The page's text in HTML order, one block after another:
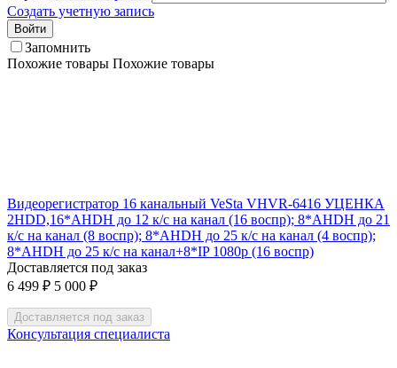
Создать учетную запись
Войти
Запомнить
Похожие товары Похожие товары
Видеорегистратор 16 канальный VeSta VHVR-6416 УЦЕНКА
2HDD,16*AHDH до 12 к/с на канал (16 воспр); 8*AHDH до 21
к/с на канал (8 воспр); 8*AHDH до 25 к/с на канал (4 воспр);
8*AHDH до 25 к/с на канал+8*IP 1080p (16 воспр)
Доставляется под заказ
6 499 ₽ 5 000 ₽
Доставляется под заказ
Консультация специалиста